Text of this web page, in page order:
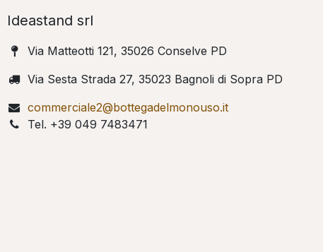
Ideastand srl
Via Matteotti 121, 35026 Conselve PD
Via Sesta Strada 27, 35023 Bagnoli di Sopra PD
commerciale2@bottegadelmonouso.it
Tel. +39 049 7483471